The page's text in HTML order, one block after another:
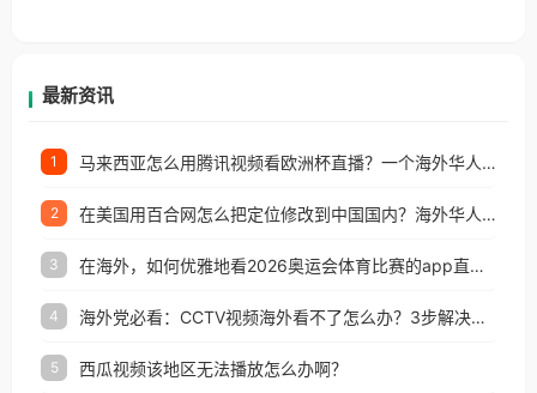
最新资讯
1 马来西亚怎么用腾讯视频看欧洲杯直播？一个海外华人的真实困扰与破解
2 在美国用百合网怎么把定位修改到中国国内？海外华人必备的回国加速指南
3 在海外，如何优雅地看2026奥运会体育比赛的app直播？
4 海外党必看：CCTV视频海外看不了怎么办？3步解决地区限制+追剧自由
5 西瓜视频该地区无法播放怎么办啊？